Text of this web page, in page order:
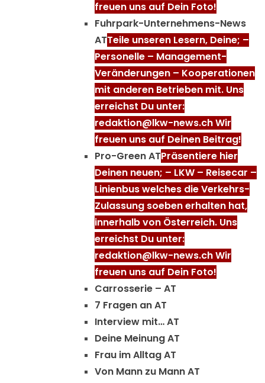
freuen uns auf Dein Foto!
Fuhrpark-Unternehmens-News
ATTeile unseren Lesern, Deine; –
Personelle – Management-
Veränderungen – Kooperationen
mit anderen Betrieben mit. Uns
erreichst Du unter:
redaktion@lkw-news.ch Wir
freuen uns auf Deinen Beitrag!
Pro-Green ATPräsentiere hier
Deinen neuen; – LKW – Reisecar –
Linienbus welches die Verkehrs-
Zulassung soeben erhalten hat,
innerhalb von Österreich. Uns
erreichst Du unter:
redaktion@lkw-news.ch Wir
freuen uns auf Dein Foto!
Carrosserie – AT
7 Fragen an AT
Interview mit… AT
Deine Meinung AT
Frau im Alltag AT
Von Mann zu Mann AT